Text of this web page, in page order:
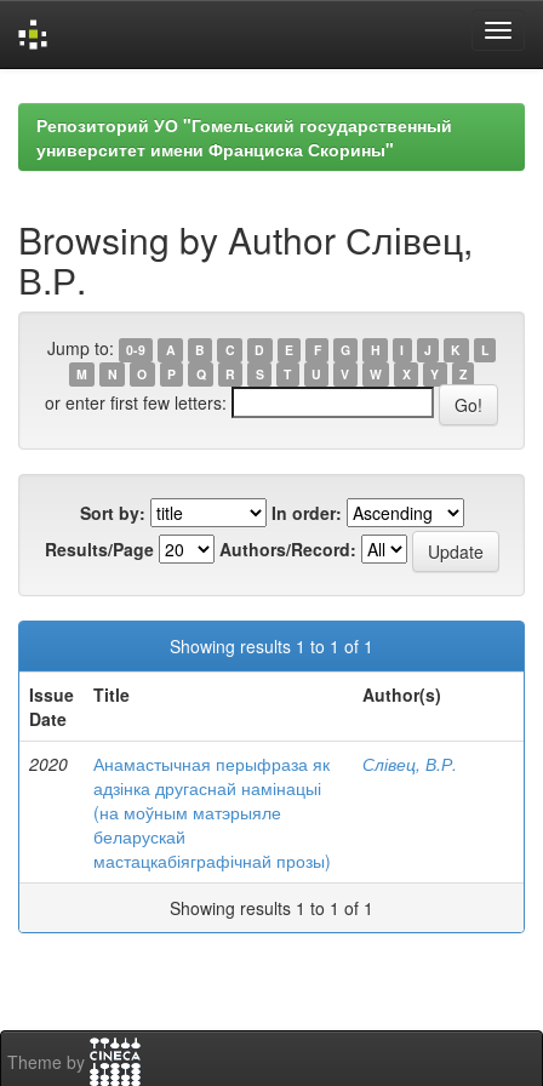
navigationРепозиторий УО "Гомельский государственный
университет имени Франциска Скорины"
Browsing by Author Слівец,
В.Р.
Jump to: 0-9 A B C D E F G H I J K
L
M
N O P Q R S T U V W X Y Z
or enter first few letters:
Sort by:
In order:
Results/Page
Authors/Record:
Showing results 1 to 1 of 1
Issue
Date
Title Author(s)
2020
Анамастычная перыфраза як
адзінка другаснай намінацыі
(на моўным матэрыяле
беларускай
мастацкабіяграфічнай прозы)
Слівец, В.Р.
Showing results 1 to 1 of 1
Theme by